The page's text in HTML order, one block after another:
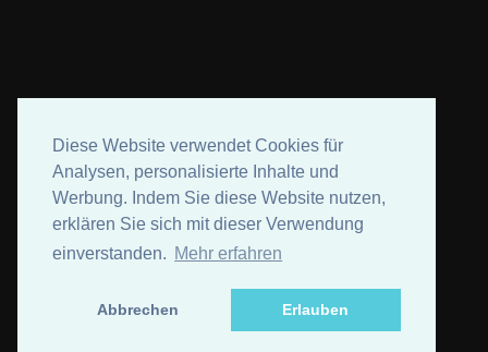
Diese Website verwendet Cookies für
Analysen, personalisierte Inhalte und
Werbung. Indem Sie diese Website nutzen,
erklären Sie sich mit dieser Verwendung
einverstanden. Mehr erfahren
Abbrechen Erlauben